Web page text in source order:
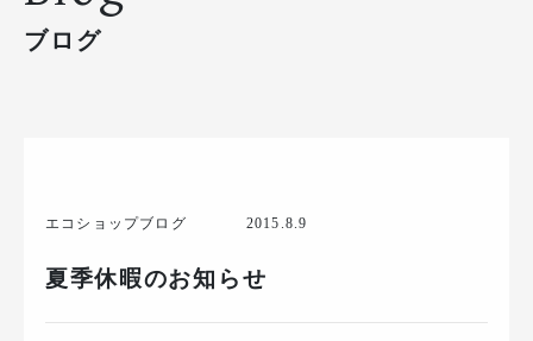
ブログ
エコショップブログ 2015.8.9
夏季休暇のお知らせ